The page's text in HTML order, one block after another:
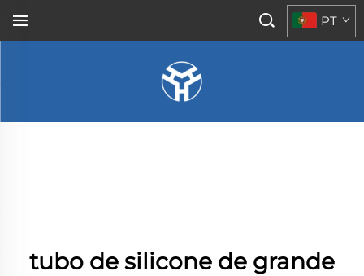
PT
tubo de silicone de grande